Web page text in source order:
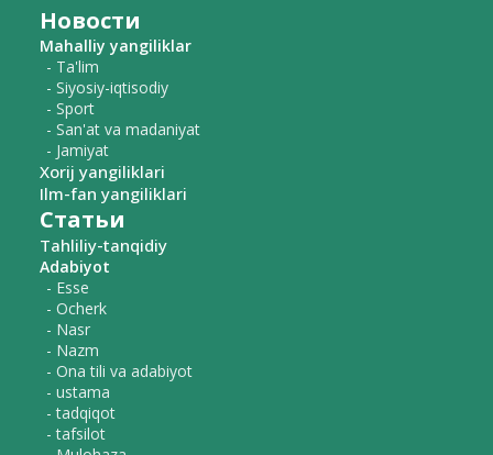
Новости
Mahalliy yangiliklar
- Ta'lim
- Siyosiy-iqtisodiy
- Sport
- San'at va madaniyat
- Jamiyat
Xorij yangiliklari
Ilm-fan yangiliklari
Статьи
Tahliliy-tanqidiy
Adabiyot
- Esse
- Ocherk
- Nasr
- Nazm
- Ona tili va adabiyot
- ustama
- tadqiqot
- tafsilot